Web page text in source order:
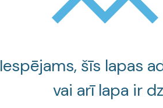
Iespējams, šīs lapas
vai arī lapa ir